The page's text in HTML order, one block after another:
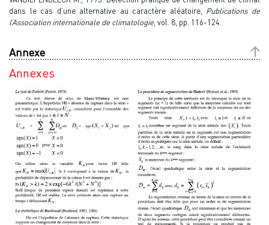
dans le cas d’une alternative au caractère aléatoire, Publications de
l’Association internationale de climatologie, vol. 8, pp. 116-124.
Annexe
Annexes